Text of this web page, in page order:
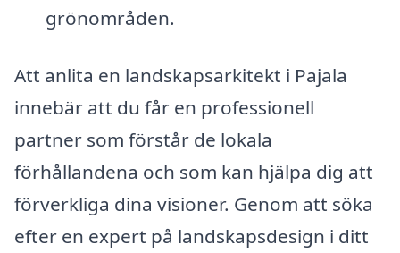
grönområden.
Att anlita en landskapsarkitekt i Pajala
innebär att du får en professionell
partner som förstår de lokala
förhållandena och som kan hjälpa dig att
förverkliga dina visioner. Genom att söka
efter en expert på landskapsdesign i ditt